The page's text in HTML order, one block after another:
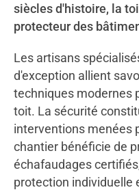
siècles d'histoire, la
protecteur des
Les artisans
d'exception allient
techniques modernes
toit. La sécurité
interventions menées
chantier bénéficie de
échafaudages
protection individuelle